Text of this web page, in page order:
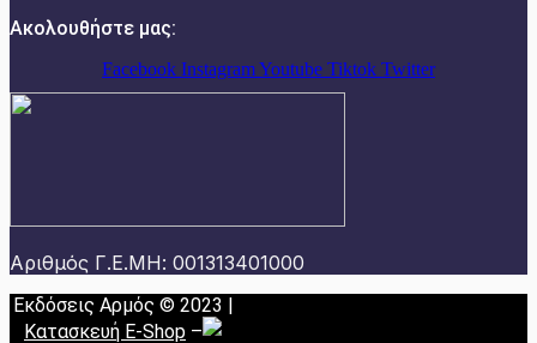
Ακολουθήστε μας:
Facebook InstagramYoutube Tiktok Twitter
Αριθμός Γ.Ε.ΜΗ: 001313401000
Εκδόσεις Αρμός © 2023 |
Κατασκευή E-Shop –